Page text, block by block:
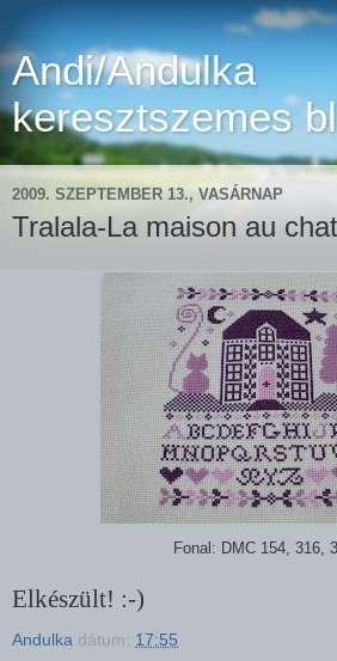
Andi/Andulka
keresztszemes
2009. SZEPTEMBER 13., VASÁRNAP
Tralala-La maison au chat
Fonal: DMC 154, 316,
Elkészült! :-)
Andulka dátum: 17:55